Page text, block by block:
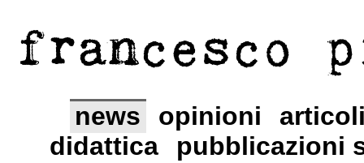
francesco
news opinioni
didattica
pubblicazioni